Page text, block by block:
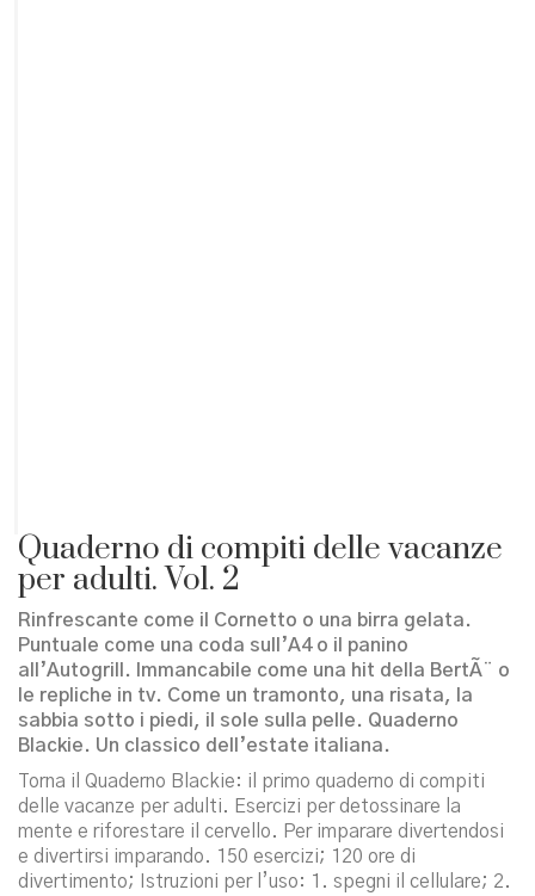
Quaderno di compiti delle vacanze
per adulti. Vol. 2
Rinfrescante come il Cornetto o una birra gelata.
Puntuale come una coda sull’A4 o il panino
all’Autogrill. Immancabile come una hit della BertÃ¨ o
le repliche in tv. Come un tramonto, una risata, la
sabbia sotto i piedi, il sole sulla pelle. Quaderno
Blackie. Un classico dell’estate italiana.
Torna il Quaderno Blackie: il primo quaderno di compiti
delle vacanze per adulti. Esercizi per detossinare la
mente e riforestare il cervello. Per imparare divertendosi
e divertirsi imparando. 150 esercizi; 120 ore di
divertimento; Istruzioni per l’uso: 1. spegni il cellulare; 2.